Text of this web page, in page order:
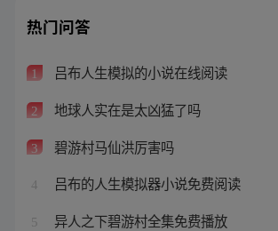
热门问答
1 吕布人生模拟的小说在线阅读
2 地球人实在是太凶猛了吗
3 碧游村马仙洪厉害吗
4 吕布的人生模拟器小说免费阅读
5 异人之下碧游村全集免费播放